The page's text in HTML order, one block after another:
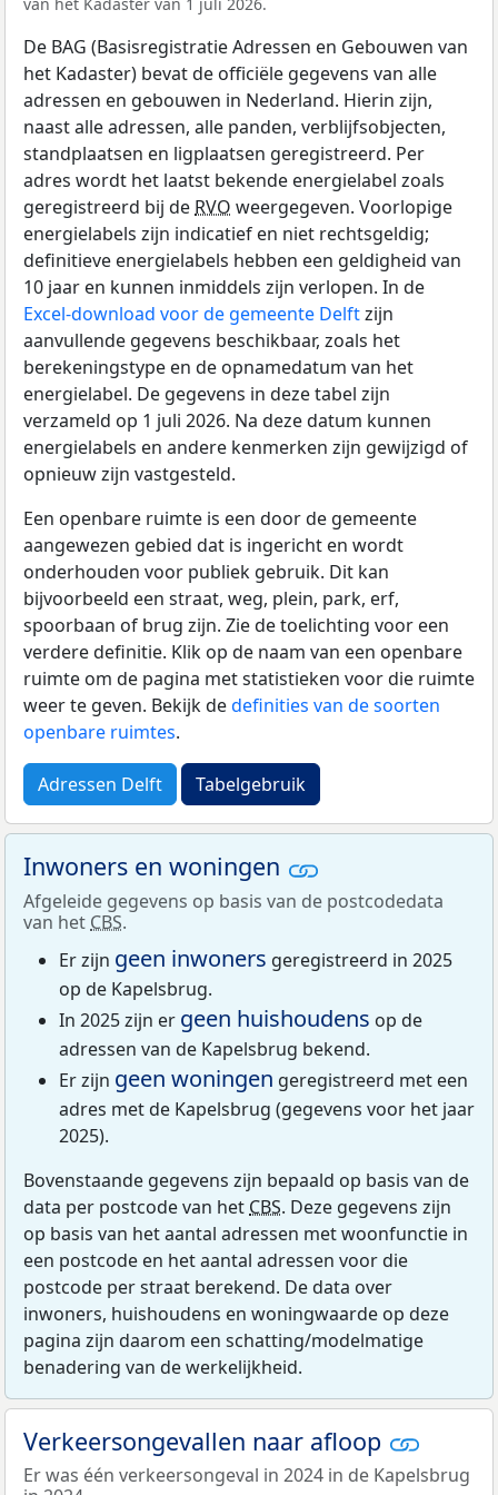
van het Kadaster van 1 juli 2026.
De BAG (Basisregistratie Adressen en Gebouwen van
het Kadaster) bevat de officiële gegevens van alle
adressen en gebouwen in Nederland. Hierin zijn,
naast alle adressen, alle panden, verblijfsobjecten,
standplaatsen en ligplaatsen geregistreerd. Per
adres wordt het laatst bekende energielabel zoals
geregistreerd bij de RVO weergegeven. Voorlopige
energielabels zijn indicatief en niet rechtsgeldig;
definitieve energielabels hebben een geldigheid van
10 jaar en kunnen inmiddels zijn verlopen. In de
Excel-download voor de gemeente Delftzijn
aanvullende gegevens beschikbaar, zoals het
berekeningstype en de opnamedatum van het
energielabel. De gegevens in deze tabel zijn
verzameld op 1 juli 2026. Na deze datum kunnen
energielabels en andere kenmerken zijn gewijzigd of
opnieuw zijn vastgesteld.
Een openbare ruimte is een door de gemeente
aangewezen gebied dat is ingericht en wordt
onderhouden voor publiek gebruik. Dit kan
bijvoorbeeld een straat, weg, plein, park, erf,
spoorbaan of brug zijn. Zie de toelichting voor een
verdere definitie. Klik op de naam van een openbare
ruimte om de pagina met statistieken voor die ruimte
weer te geven. Bekijk dedefinities van de soorten
openbare ruimtes.
Adressen Delft Tabelgebruik
Inwoners en woningen
Afgeleide gegevens op basis van de postcodedata
van het CBS.
Er zijn geen inwoners geregistreerd in 2025
op de Kapelsbrug.
In 2025 zijn er geen huishoudens op de
adressen van de Kapelsbrug bekend.
Er zijn geen woningen geregistreerd met een
adres met de Kapelsbrug (gegevens voor het jaar
2025).
Bovenstaande gegevens zijn bepaald op basis van de
data per postcode van het CBS. Deze gegevens zijn
op basis van het aantal adressen met woonfunctie in
een postcode en het aantal adressen voor die
postcode per straat berekend. De data over
inwoners, huishoudens en woningwaarde op deze
pagina zijn daarom een schatting/modelmatige
benadering van de werkelijkheid.
Verkeersongevallen naar afloop
Er was één verkeersongeval in 2024 in de Kapelsbrug